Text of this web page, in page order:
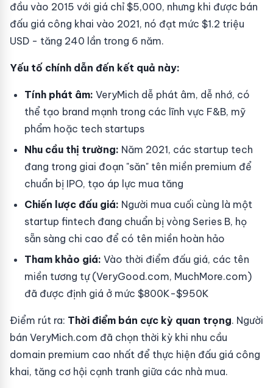
đầu vào 2015 với giá chỉ $5,000, nhưng khi được bán
đấu giá công khai vào 2021, nó đạt mức $1.2 triệu
USD - tăng 240 lần trong 6 năm.
Yếu tố chính dẫn đến kết quả này:
Tính phát âm: VeryMich dễ phát âm, dễ nhớ, có
thể tạo brand mạnh trong các lĩnh vực F&B, mỹ
phẩm hoặc tech startups
Nhu cầu thị trường: Năm 2021, các startup tech
đang trong giai đoạn "săn" tên miền premium để
chuẩn bị IPO, tạo áp lực mua tăng
Chiến lược đấu giá: Người mua cuối cùng là một
startup fintech đang chuẩn bị vòng Series B, họ
sẵn sàng chi cao để có tên miền hoàn hảo
Tham khảo giá: Vào thời điểm đấu giá, các tên
miền tương tự (VeryGood.com, MuchMore.com)
đã được định giá ở mức $800K-$950K
Điểm rút ra: Thời điểm bán cực kỳ quan trọng. Người
bán VeryMich.com đã chọn thời kỳ khi nhu cầu
domain premium cao nhất để thực hiện đấu giá công
khai, tăng cơ hội cạnh tranh giữa các nhà mua.